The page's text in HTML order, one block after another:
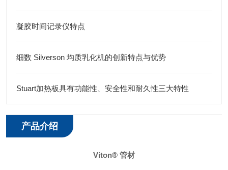
凝胶时间记录仪特点
细数 Silverson 均质乳化机的创新特点与优势
Stuart加热板具有功能性、安全性和耐久性三大特性
产品介绍
Viton® 管材